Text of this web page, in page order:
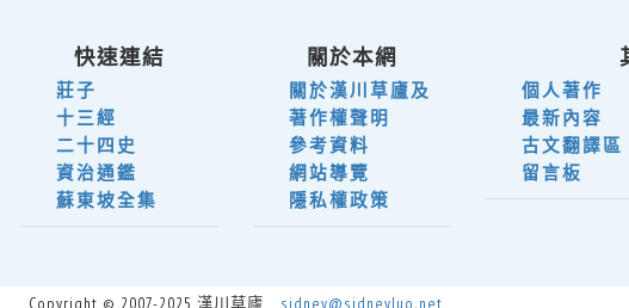
快速連結
莊子
十三經
二十四史
資治通鑑
蘇東坡全集
關於本網
關於漢川草廬及
著作權聲明
參考資料
網站導覽
隱私權政策
個人著作
最新內容
古文翻譯區
留言板
Copyright © 2007-2025 漢川草廬 sidney@sidneyluo.net